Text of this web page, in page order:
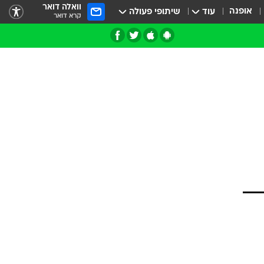
אופנה עוד שיתופי פעולה וואלה דואר
קרא דואר